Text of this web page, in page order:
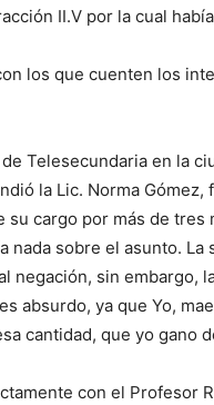
II.V por la cual
los que cuenten los
Telesecundaria en la
la Lic. Norma
su cargo por más de
nada sobre el asunto.
negación, sin embargo,
absurdo, ya que Yo,
cantidad, que yo gano
con el Profesor